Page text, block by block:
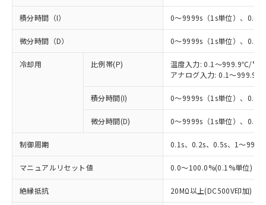
積分時間（I） 0～9999s（1s単位）、0.0
微分時間（D） 0～9999s（1s単位）、0.0
冷却用 比例帯(P)
温度入力: 0.1～999.9℃/°F
アナログ入力: 0.1～
積分時間(I) 0～9999s（1s単位）、0.0
微分時間(D) 0～9999s（1s単位）、0.0
制御周期 0.1s、0.2s、0.5s、1～99s
マニュアルリセット値 0.0～100.0%(0.1%単位)
絶縁抵抗 20MΩ以上(DC500V印加)
ご利用条件
以下の条件をお読みいただき、同意のうえ
対応済み：EU RoHS指令（10物質）の
非含有に対応した製品が提供可能な商品で
対応予定：EU RoHS指令（10物質）の非含
有に対応した製品に切り替える予定のある
商品です。
対応予定なし：EU RoHS指令（10物質）の
非含有に非対応の商品で、対応品を出す予